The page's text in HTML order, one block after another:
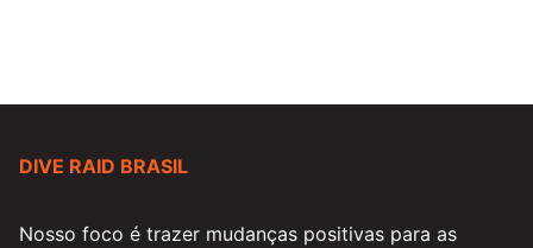
DIVE RAID BRASIL
Nosso foco é trazer mudanças positivas para as